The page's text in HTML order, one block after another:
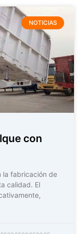
NOTICIAS
con
la fabricación de
calidad. El